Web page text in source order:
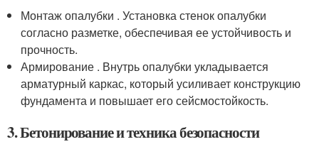
Монтаж опалубки . Установка стенок опалубки
согласно разметке, обеспечивая ее устойчивость и
прочность.
Армирование . Внутрь опалубки укладывается
арматурный каркас, который усиливает конструкцию
фундамента и повышает его сейсмостойкость.
3. Бетонирование и техника безопасности